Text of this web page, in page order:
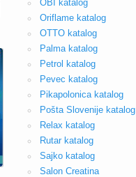
OBI katalog
Oriflame katalog
OTTO katalog
Palma katalog
Petrol katalog
Pevec katalog
Pikapolonica katalog
Pošta Slovenije katalog
Relax katalog
Rutar katalog
Sajko katalog
Salon Creatina